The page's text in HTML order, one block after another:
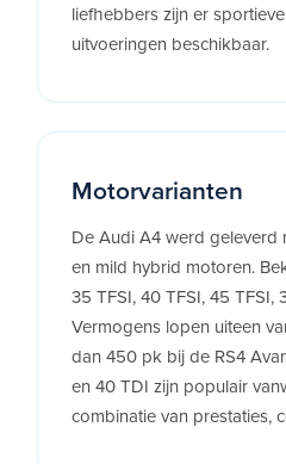
liefhebbers zijn er
uitvoeringen beschikbaar.
Motorvarianten
De Audi A4 werd geleverd
en mild hybrid motoren.
35 TFSI, 40 TFSI, 45 TFSI,
Vermogens lopen uiteen
dan 450 pk bij de RS4
en 40 TDI zijn populair
combinatie van prestaties,